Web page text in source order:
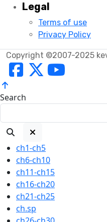
Legal
Terms of use
Privacy Policy
Copyright ©2007-2025
Search
ch1-ch5
ch6-ch10
ch11-ch15
ch16-ch20
ch21-ch25
ch.sp